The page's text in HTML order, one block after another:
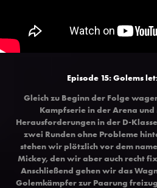
Episode 15: Golems
Gleich zu Beginn der Folge
Kampfserie in der Arena und
Herausforderungen in der D-
zwei Runden ohne Probleme
stehen wir plötzlich vor dem
Mickey, den wir aber auch recht
Anschließend gehen wir das
Golemkämpfer zur Paarung